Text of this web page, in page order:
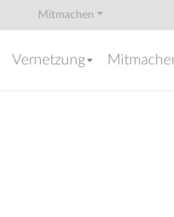
Mitmachen
Vernetzung